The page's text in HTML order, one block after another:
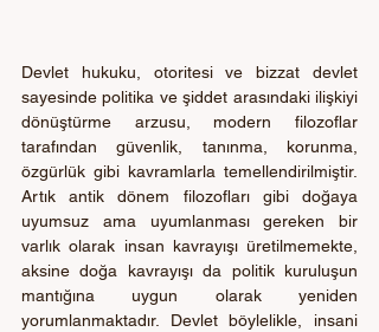
Devlet hukuku, otoritesi ve bizzat devlet
sayesinde politika ve şiddet arasındaki ilişkiyi
dönüştürme arzusu, modern filozoflar
tarafından güvenlik, tanınma, korunma,
özgürlük gibi kavramlarla temellendirilmiştir.
Artık antik dönem filozofları gibi doğaya
uyumsuz ama uyumlanması gereken bir
varlık olarak insan kavrayışı üretilmemekte,
aksine doğa kavrayışı da politik kuruluşun
mantığına uygun olarak yeniden
yorumlanmaktadır. Devlet böylelikle, insani